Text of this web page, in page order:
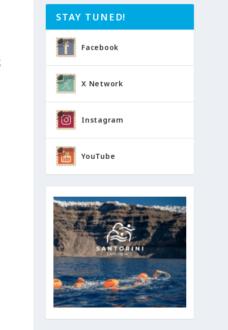
STAY TUNED!
Facebook
X Network
Instagram
YouTube